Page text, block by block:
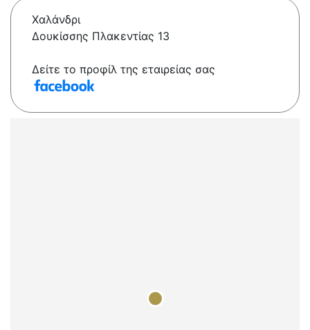
Χαλάνδρι
Δουκίσσης Πλακεντίας 13
Δείτε το προφίλ της εταιρείας σας